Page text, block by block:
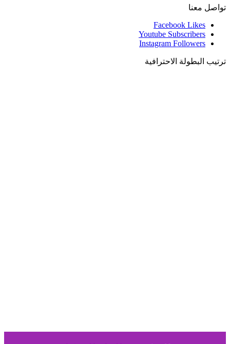
تواصل معنا
Facebook Likes
Youtube Subscribers
Instagram Followers
ترتيب البطولة الاحترافية